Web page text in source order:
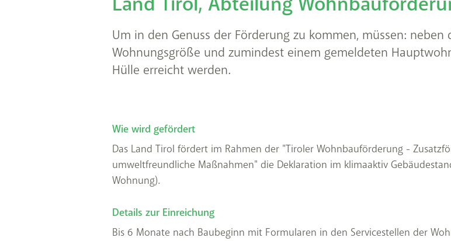
Um in den Genuss der Förderung zu kommen, müssen:
Wohnungsgröße und zumindest einem gemeldeten
Hülle erreicht werden.
Wie wird gefördert
Das Land Tirol fördert im Rahmen der "Tiroler Wohnbauförderung -
umweltfreundliche Maßnahmen" die Deklaration im klimaaktiv
Wohnung).
Details zur Einreichung
Bis 6 Monate nach Baubeginn mit Formularen in den Servicestellen der